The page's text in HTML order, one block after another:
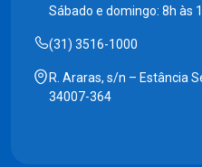
Sábado e domingo: 8h às
(31) 3516-1000
R. Araras, s/n – Estância
34007-364